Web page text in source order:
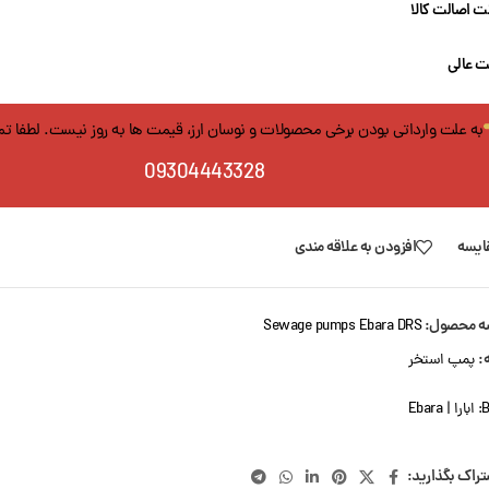
اصالت کالا
عالی
به علت وارداتی بودن برخی محصولات و نوسان ارز، قیمت ها به روز نیست. لطفا
09304443328
افزودن به علاقه مندی
محصول:Sewage pumps Ebara DRS
پمپ استخر
ابارا | Ebara
بگذارید: